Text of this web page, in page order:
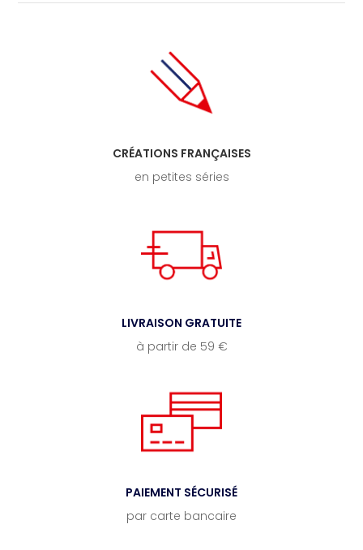
CRÉATIONS FRANÇAISES
en petites séries
LIVRAISON GRATUITE
à partir de 59 €
PAIEMENT SÉCURISÉ
par carte bancaire